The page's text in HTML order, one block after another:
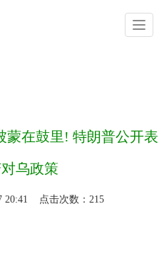
蒙在鼓里! 特朗普公开表
乌政策
20:41 点击次数：215